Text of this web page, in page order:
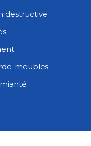
destructive
meubles